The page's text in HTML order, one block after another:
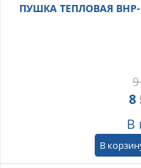
ПУШКА ТЕПЛОВАЯ
8
В
В